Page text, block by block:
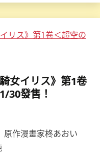
女イリス》第1卷
30發售！
作漫畫家柊あおい